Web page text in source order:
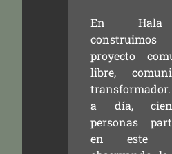
En Hala
proyecto
libre,
transformador.
a día,
personas
en este